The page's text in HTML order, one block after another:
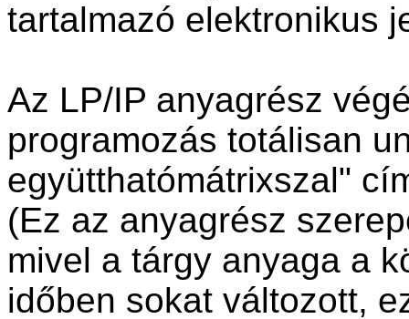
tartalmazó elektronikus
Az LP/IP anyagrész
programozás totálisan
együtthatómátrixszal"
(Ez az anyagrész
mivel a tárgy anyaga a
időben sokat változott,